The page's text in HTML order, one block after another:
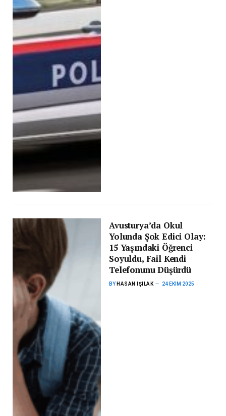
Avusturya’da Okul
Yolunda Şok Edici Olay:
15 Yaşındaki Öğrenci
Soyuldu, Fail Kendi
Telefonunu Düşürdü
BY HASAN IŞILAK 24 EKIM 2025